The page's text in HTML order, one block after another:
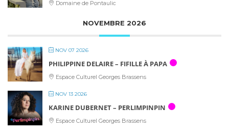
Domaine de Pontaulic
NOVEMBRE 2026
NOV 07 2026
PHILIPPINE DELAIRE – FIFILLE À PAPA
Espace Culturel Georges Brassens
NOV 13 2026
KARINE DUBERNET – PERLIMPINPIN
Espace Culturel Georges Brassens